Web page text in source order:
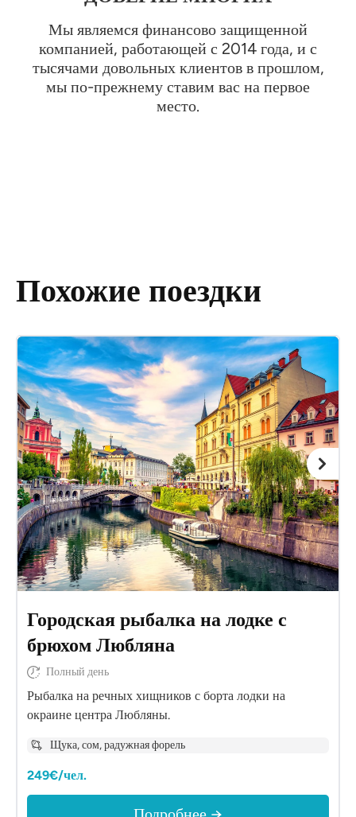
Мы являемся финансово защищенной
компанией, работающей с 2014 года, и с
тысячами довольных клиентов в прошлом,
мы по-прежнему ставим вас на первое
место.
Похожие поездки
Городская рыбалка на лодке с
брюхом Любляна
Полный день
Рыбалка на речных хищников с борта лодки на
окраине центра Любляны.
Щука, сом, радужная форель
249€/чел.